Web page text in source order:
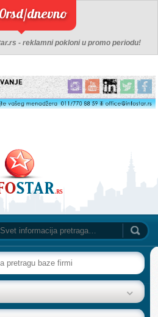
dnevno
- reklamni pokloni u promo periodu!